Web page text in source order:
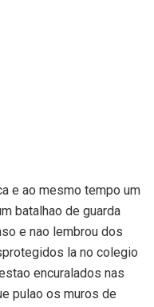
e ao mesmo tempo um
batalhao de guarda
e nao lembrou dos
la no colegio
encuralados nas
pulao os muros de